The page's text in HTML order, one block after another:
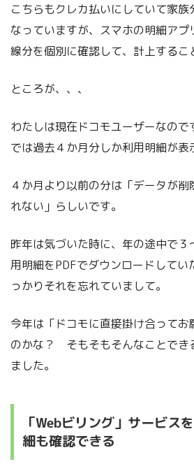
こちらもクレカ払いにしていて家族
なっていますが、スマホの明細ア
線分を個別に確認して、計上するこ
ところが、、、
わたしは現在ドコモユーザーなので
では過去４か月分しか利用明細が表
４か月より以前の分は「データが
れない」らしいです。
昨年は気づいた時に、年の途中で
用明細をPDFでダウンロードしてい
っかりそれを忘れていまして。
今年は「ドコモに直接掛け合って
のかな？ そもそもそんなことでき
ました。
「Webビリング」サービス
細も確認できる